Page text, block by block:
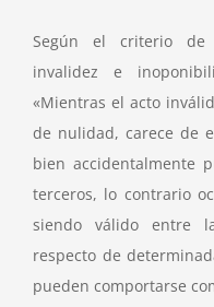
Según el criterio de
invalidez e
«Mientras el acto
de nulidad, carece de
bien accidentalmente
terceros, lo contrario
siendo válido entre
respecto de
pueden comportarse